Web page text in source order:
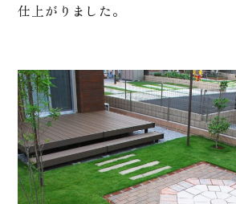
仕上がりました。